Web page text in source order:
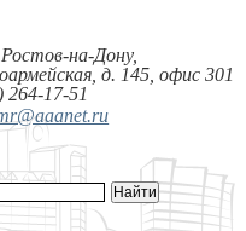
на-Дону,
д. 145, офис 301
264-17-51